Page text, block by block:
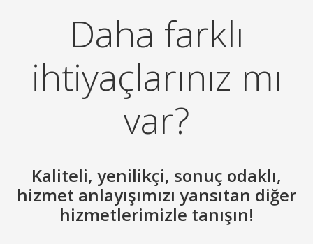
Daha farklı
ihtiyaçlarınız mı
var?
Kaliteli, yenilikçi, sonuç odaklı,
hizmet anlayışımızı yansıtan diğer
hizmetlerimizle tanışın!